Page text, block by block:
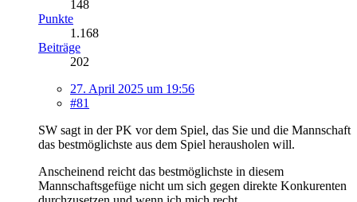
148
Punkte
1.168
Beiträge
202
27. April 2025 um 19:56
#81
SW sagt in der PK vor dem Spiel, das Sie und die Mannschaft
das bestmöglichste aus dem Spiel herausholen will.
Anscheinend reicht das bestmöglichste in diesem
Mannschaftsgefüge nicht um sich gegen direkte Konkurenten